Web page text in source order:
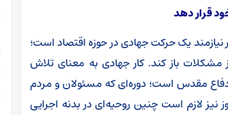
قرار دهد
یک حرکت جهادی در حوزه اقتصاد است؛
مشکلات باز کند. کار جهادی به معنای تلاش
مقدس است؛ دوره‌ای که مسئولان و مردم
نیز لازم است چنین روحیه‌ای در بدنه اجرایی